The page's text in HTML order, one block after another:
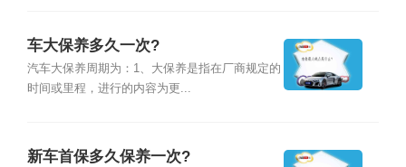
车大保养多久一次?
汽车大保养周期为：1、大保养是指在厂商规定的
时间或里程，进行的内容为更...
新车首保多久保养一次?